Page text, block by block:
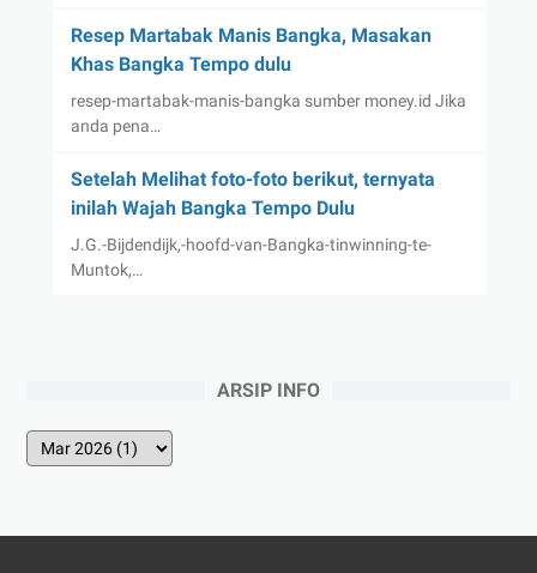
Resep Martabak Manis Bangka, Masakan
Khas Bangka Tempo dulu
resep-martabak-manis-bangka sumber money.id Jika
anda pena…
Setelah Melihat foto-foto berikut, ternyata
inilah Wajah Bangka Tempo Dulu
J.G.-Bijdendijk,-hoofd-van-Bangka-tinwinning-te-
Muntok,…
ARSIP INFO